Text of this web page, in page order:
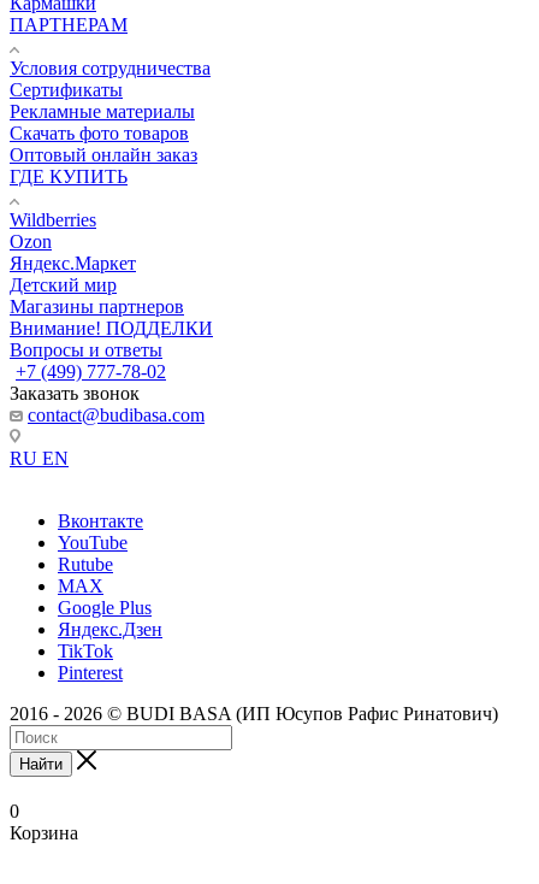
ПАРТНЕРАМ
Условия сотрудничества
Сертификаты
Рекламные материалы
Скачать фото товаров
Оптовый онлайн заказ
ГДЕ КУПИТЬ
Wildberries
Ozon
Яндекс.Маркет
Детский мир
Магазины партнеров
Внимание! ПОДДЕЛКИ
Вопросы и ответы
+7 (499) 777-78-02
Заказать звонок
contact@budibasa.com
RU EN
Вконтакте
YouTube
Rutube
MAX
Google Plus
Яндекс.Дзен
TikTok
Pinterest
2016 - 2026 © BUDI BASA (ИП Юсупов Рафис Ринатович)
Найти
0
Корзина